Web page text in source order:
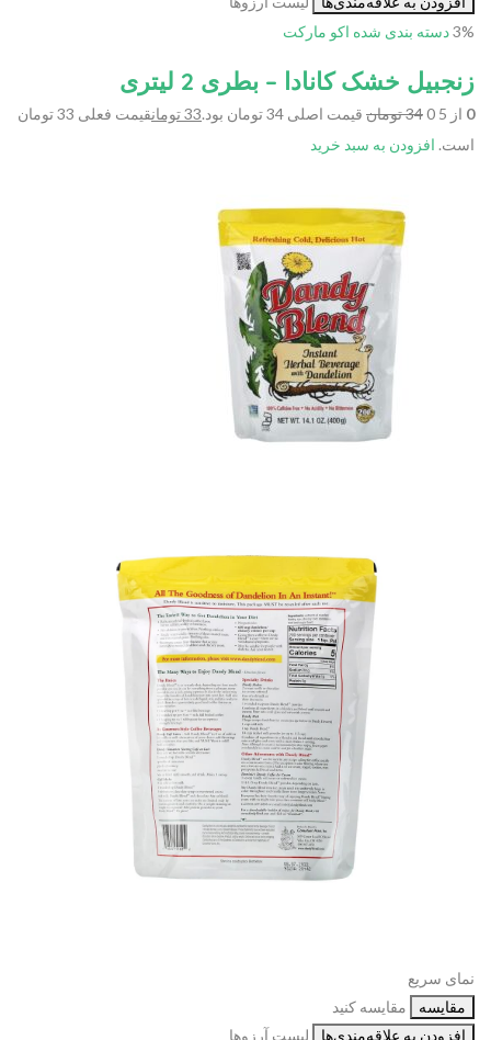
3%دسته بندی شده اکو مارکت
زنجبیل خشک کانادا – بطری 2 لیتری
0 از 5 0 34 تومان قیمت اصلی 34 تومان بود. 33 تومان
قیمت فعلی 33 تومان
است. افزودن به سبد خرید
نمای سریع
مقایسه
مقایسه کنید
افزودن به علاقه‌مندی‌ها
لیست آرزوها